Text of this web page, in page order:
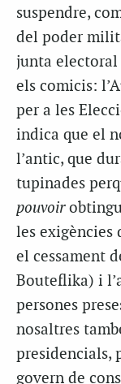
suspendre,
del poder
junta electoral
els comicis:
per a les
indica que el
l’antic, que
tupinades
pouvoir
les exigències
el cessament
Bouteflika) i
persones
nosaltres
presidencials,
govern de